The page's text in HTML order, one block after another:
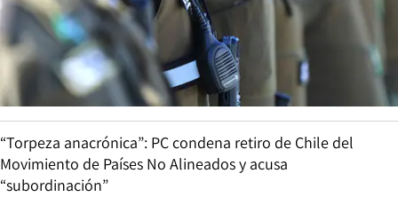
“Torpeza anacrónica”: PC condena retiro de Chile del
Movimiento de Países No Alineados y acusa
“subordinación”